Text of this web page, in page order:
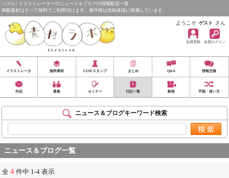
パズル | イラストレーターのニュース＆ブログの情報配信一覧
掲載素材はすべて無料でご利用頂けます。著作権は投稿者様に帰属しています。
ようこそ ゲスト さん
会員登録 会員ログイン
イラストレータ 無料素材 LINEスタンプ まとめ Q&A 情報交換
作品 募集 セミナー 日記一覧 動画 手順・使い方
ニュース＆ブログキーワード検索
ニュース＆ブログ一覧
全 4 件中 1-4 表示